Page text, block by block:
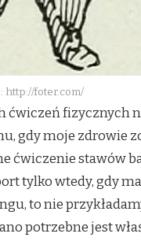
http://foter.com/
fizycznych
gdy moje zdrowie
ćwiczenie
tylko wtedy, gdy
to nie
potrzebne jest